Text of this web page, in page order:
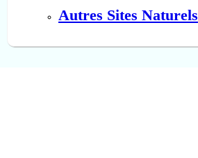
Autres Sites Naturels